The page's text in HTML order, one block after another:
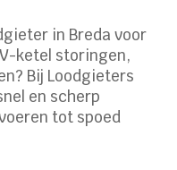
in Breda voor
ketel storingen,
Bij Loodgieters
en scherp
tot spoed